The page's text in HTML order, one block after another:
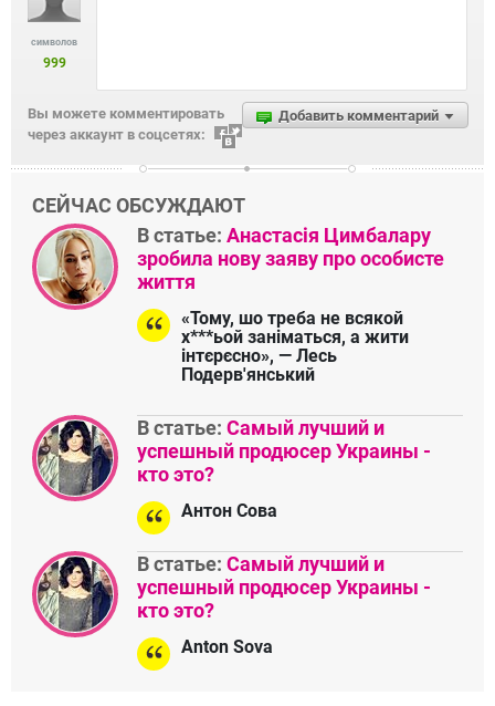
символов
999
Добавить комментарий
Вы можете комментировать
через аккаунт в соцсетях:
СЕЙЧАС ОБСУЖДАЮТ
В статье: Анастасія Цимбалару
зробила нову заяву про особисте
життя
«Тому, шо треба не всякой
х***ьой заніматься, а жити
інтєрєсно», — Лесь
Подерв'янський
В статье: Самый лучший и
успешный продюсер Украины -
кто это?
Антон Сова
В статье: Самый лучший и
успешный продюсер Украины -
кто это?
Anton Sova